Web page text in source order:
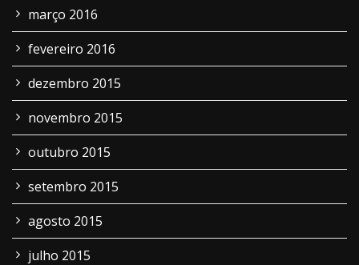
março 2016
fevereiro 2016
dezembro 2015
novembro 2015
outubro 2015
setembro 2015
agosto 2015
julho 2015